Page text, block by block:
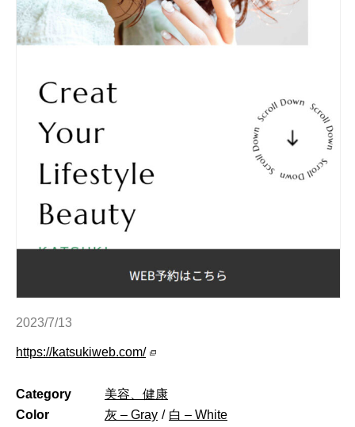
2023/7/13
https://katsukiweb.com/
Category
美容、健康
Color
灰 – Gray / 白 – White